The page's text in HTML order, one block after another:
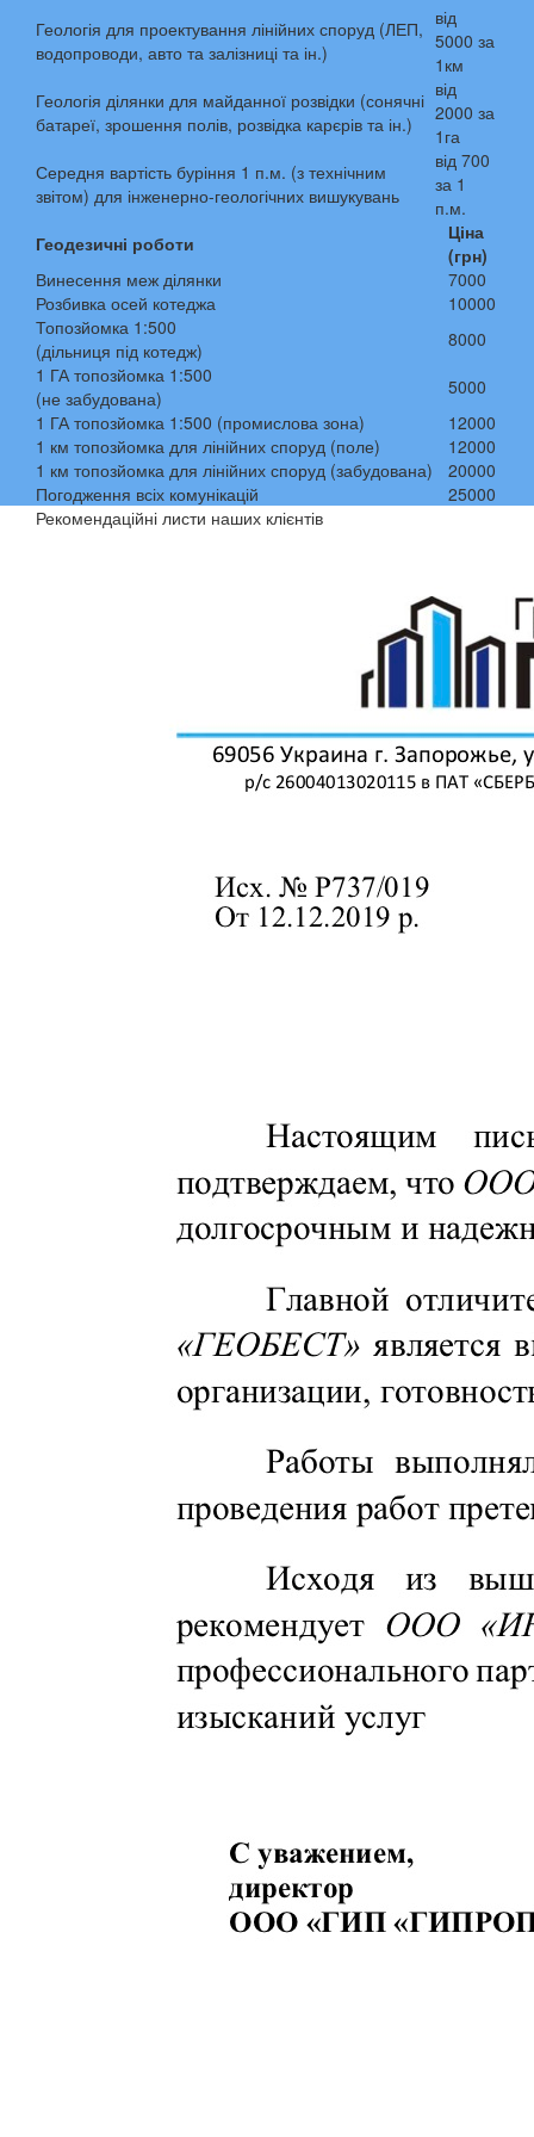
Геологія для проектування лінійних споруд (ЛЕП,
водопроводи, авто та залізниці та ін.)
від
5000 за
1км
Геологія ділянки для майданної розвідки (сонячні
батареї, зрошення полів, розвідка карєрів та ін.)
від
2000 за
1га
Середня вартість буріння 1 п.м. (з технічним
звітом) для інженерно-геологічних вишукувань
від 700
за 1
п.м.
Геодезичні роботи
Ціна
(грн)
Винесення меж ділянки
7000
Розбивка осей котеджа
10000
Топозйомка 1:500
(дільниця під котедж)
8000
1 ГА топозйомка 1:500
(не забудована)
5000
1 ГА топозйомка 1:500 (промислова зона)
12000
1 км топозйомка для лінійних споруд (поле)
12000
1 км топозйомка для лінійних споруд (забудована)
20000
Погодження всіх комунікацій
25000
Рекомендаційні листи наших клієнтів